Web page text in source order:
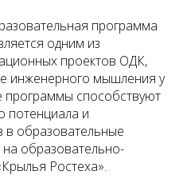
программа
одним из
проектов ОДК,
инженерного мышления у
программы способствуют
потенциала и
образовательные
образовательно-
Ростеха».